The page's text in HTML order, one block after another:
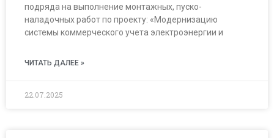
подряда на выполнение монтажных, пуско-
наладочных работ по проекту: «Модернизацию
системы коммерческого учета электроэнергии и
ЧИТАТЬ ДАЛЕЕ »
22.07.2025